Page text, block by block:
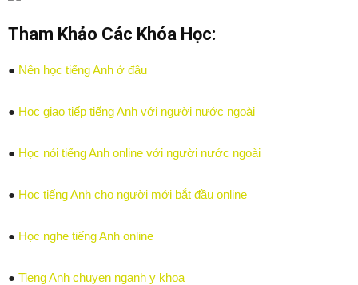
Tham Khảo Các Khóa Học:
● Nên học tiếng Anh ở đâu
● Học giao tiếp tiếng Anh với người nước ngoài
● Học nói tiếng Anh online với người nước ngoài
● Học tiếng Anh cho người mới bắt đầu online
● Học nghe tiếng Anh online
● Tieng Anh chuyen nganh y khoa